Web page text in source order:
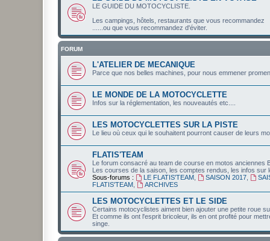
LE GUIDE DU MOTOCYCLISTE.
Les campings, hôtels, restaurants que vous recommandez
......ou que vous recommandez d'éviter.
FORUM
L'ATELIER DE MECANIQUE
Parce que nos belles machines, pour nous emmener
LE MONDE DE LA MOTOCYCLETTE
Infos sur la réglementation, les nouveautés etc....
LES MOTOCYCLETTES SUR LA PISTE
Le lieu où ceux qui le souhaitent pourront causer de leurs
FLATIS'TEAM
Le forum consacré au team de course en motos anciennes
Les courses de la saison, les comptes rendus, les infos sur
Sous-forums :
LE FLATIS'TEAM, SAISON 2017,
FLATIS'TEAM
ARCHIVES
LES MOTOCYCLETTES ET LE SIDE
Certains motocyclistes aiment bien ajouter une petite roue
Et comme ils ont l'esprit bricoleur, ils en ont profité pour
singe.